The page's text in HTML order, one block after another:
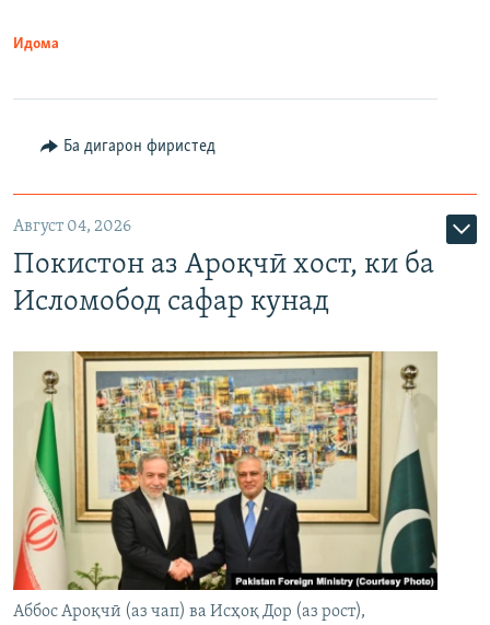
Идома
Ба дигарон фиристед
Август 04, 2026
Покистон аз Ароқчӣ хост, ки ба
Исломобод сафар кунад
Аббос Ароқчӣ (аз чап) ва Исҳоқ Дор (аз рост),